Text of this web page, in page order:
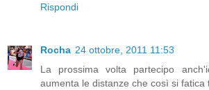
Rispondi
Rocha 24 ottobre, 2011 11:53
La prossima volta partecipo
aumenta le distanze che così si fatica